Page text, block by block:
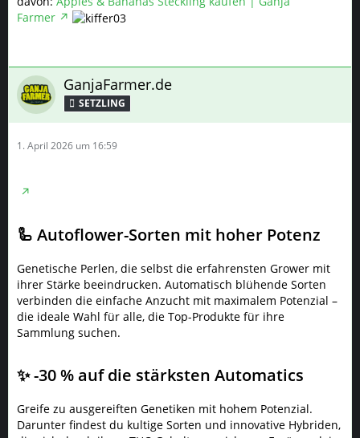
Farmer
GanjaFarmer.de
SETZLING
1. April 2026 um 16:59
🦾 Autoflower-Sorten mit hoher Potenz
Genetische Perlen, die selbst die erfahrensten Grower mit
ihrer Stärke beeindrucken. Automatisch blühende Sorten
verbinden die einfache Anzucht mit maximalem Potenzial –
die ideale Wahl für alle, die Top-Produkte für ihre
Sammlung suchen.
✨-30 % auf die stärksten Automatics
Greife zu ausgereiften Genetiken mit hohem Potenzial.
Darunter findest du kultige Sorten und innovative Hybriden,